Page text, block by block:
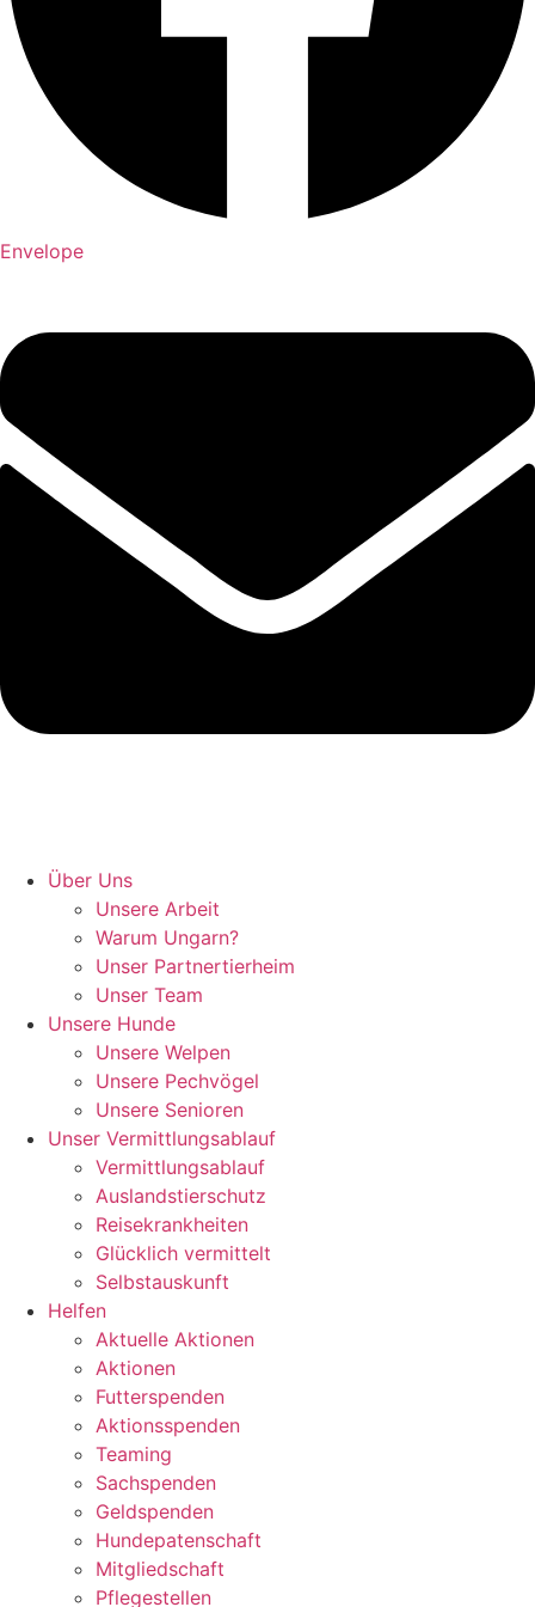
Envelope
Über Uns
Unsere Arbeit
Warum Ungarn?
Unser Partnertierheim
Unser Team
Unsere Hunde
Unsere Welpen
Unsere Pechvögel
Unsere Senioren
Unser Vermittlungsablauf
Vermittlungsablauf
Auslandstierschutz
Reisekrankheiten
Glücklich vermittelt
Selbstauskunft
Helfen
Aktuelle Aktionen
Aktionen
Futterspenden
Aktionsspenden
Teaming
Sachspenden
Geldspenden
Hundepatenschaft
Mitgliedschaft
Pflegestellen